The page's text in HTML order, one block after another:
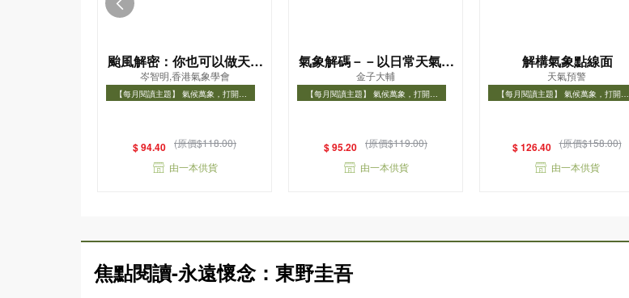
颱風解密：你也可以做天氣
達人！
岑智明,香港氣象學會
【每月閱讀主題】 氣候萬象，打開氣
$ 94.40 (原價$118.00)
由一本供貨
氣象解碼－－以日常天氣變
化揭開大自然奧祕
金子大輔
【每月閱讀主題】 氣候萬象，打開氣
$ 95.20 (原價$119.00)
由一本供貨
解構氣象點線面
天氣預警
【每月閱讀主題】 氣候萬象，打開氣
$ 126.40 (原價$158.00)
由一本供貨
焦點閱讀-永遠懷念：東野圭吾